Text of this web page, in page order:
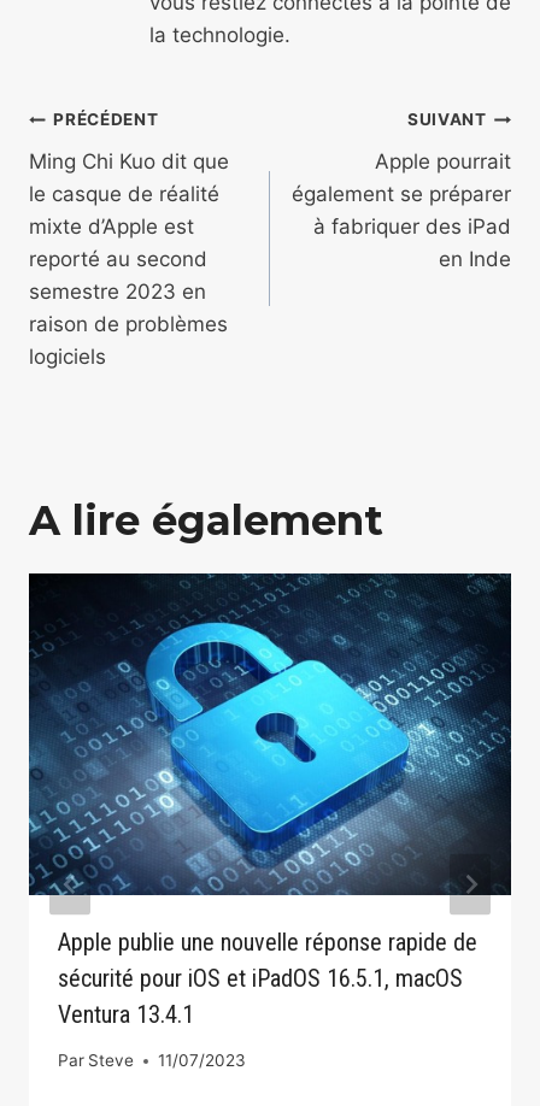
la technologie.
Navigation
de
l’article
PRÉCÉDENT
Ming Chi Kuo dit que
le casque de réalité
mixte d’Apple est
reporté au second
semestre 2023 en
raison de problèmes
logiciels
SUIVANT
Apple pourrait
également se préparer
à fabriquer des iPad
en Inde
A lire également
Apple publie une nouvelle réponse rapide de
sécurité pour iOS et iPadOS 16.5.1, macOS
Ventura 13.4.1
Par Steve 11/07/2023